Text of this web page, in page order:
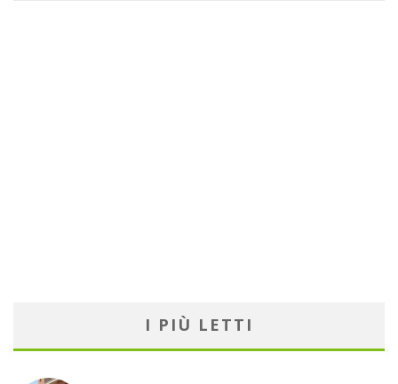
I PIÙ LETTI